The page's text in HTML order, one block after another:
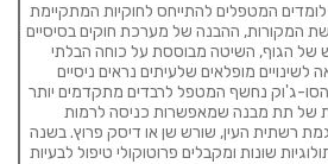
המטפלים להתייחס לחוקיות המתקיימת
המקורות, ההבנה של מערכת חוקים בסיסיים
הגוף, השיטה מבוססת על כוחה הבלתי
הסו-ג'וק נחשף המטפל לרבדים מתקדמים יותר
של תת מבנה שמאפשרות כניסה לרמות
רשתית העין, שורש שן או דיסק פרוץ. בשנה
שונות ומקבלים פרוטוקולי טיפול לבעיות